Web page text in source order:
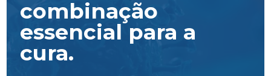
combinação
essencial para a
cura.